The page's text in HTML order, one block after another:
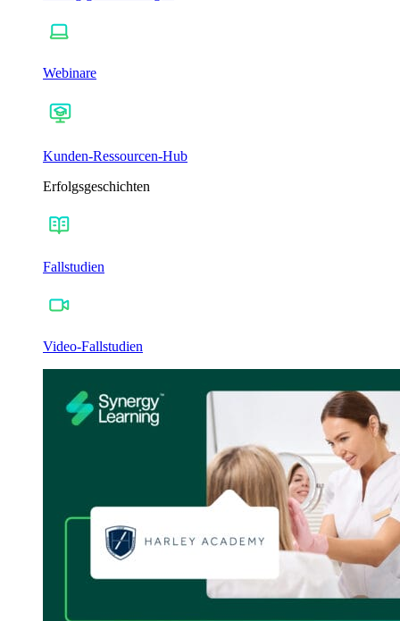
Webinare
Kunden-Ressourcen-Hub
Erfolgsgeschichten
Fallstudien
Video-Fallstudien